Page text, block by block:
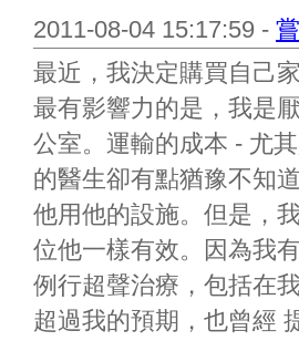
2011-08-04 15:17:59 -
最近，我決定購買自己
最有影響力的是，我是
公室。運輸的成本 - 尤
的醫生卻有點猶豫不知
他用他的設施。但是，
位他一樣有效。因為我
例行超聲治療，包括在
超過我的預期，也曾經